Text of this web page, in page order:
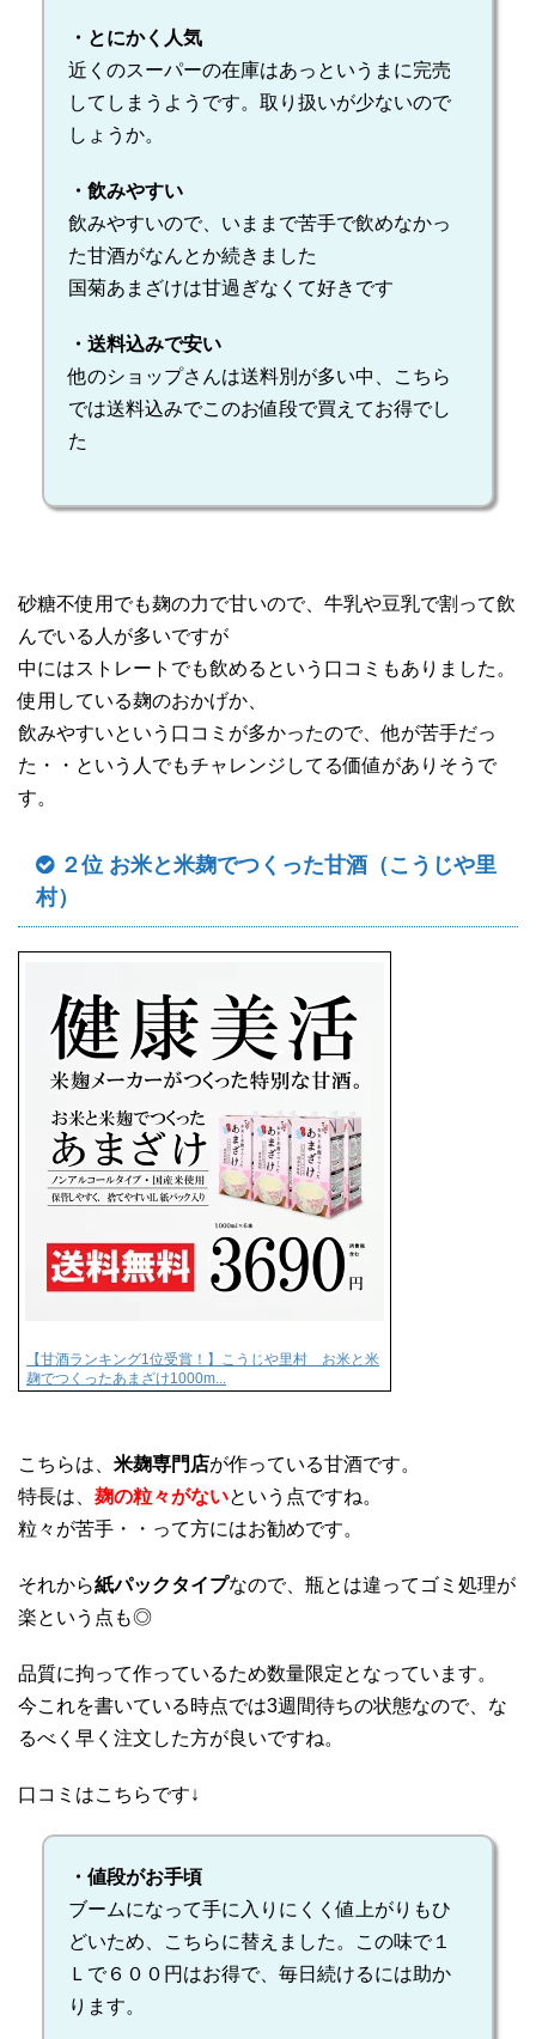
・とにかく人気
近くのスーパーの在庫はあっというまに完売
してしまうようです。取り扱いが少ないので
しょうか。
・飲みやすい
飲みやすいので、いままで苦手で飲めなかっ
た甘酒がなんとか続きました
国菊あまざけは甘過ぎなくて好きです
・送料込みで安い
他のショップさんは送料別が多い中、こちら
では送料込みでこのお値段で買えてお得でし
た
砂糖不使用でも麹の力で甘いので、牛乳や豆乳で割って飲
んでいる人が多いですが
中にはストレートでも飲めるという口コミもありました。
使用している麹のおかげか、
飲みやすいという口コミが多かったので、他が苦手だっ
た・・という人でもチャレンジしてる価値がありそうで
す。
２位 お米と米麹でつくった甘酒（こうじや里
村）
【甘酒ランキング1位受賞！】こうじや里村 お米と米
麹でつくったあまざけ1000m...
こちらは、 米麹専門店が作っている甘酒です。
特長は、 麹の粒々がないという点ですね。
粒々が苦手・・って方にはお勧めです。
それから紙パックタイプなので、瓶とは違ってゴミ処理が
楽という点も◎
品質に拘って作っているため数量限定となっています。
今これを書いている時点では3週間待ちの状態なので、な
るべく早く注文した方が良いですね。
口コミはこちらです↓
・値段がお手頃
ブームになって手に入りにくく値上がりもひ
どいため、こちらに替えました。この味で１
Ｌで６００円はお得で、毎日続けるには助か
ります。